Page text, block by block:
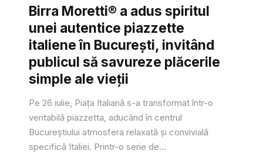
Birra Moretti® a adus spiritul
unei autentice piazzette
italiene în București, invitând
publicul să savureze plăcerile
simple ale vieții
Pe 26 iulie, Piața Italiană s-a transformat într-o
veritabilă piazzetta, aducând în centrul
Bucureștiului atmosfera relaxată și convivială
specifică Italiei. Printr-o serie de...